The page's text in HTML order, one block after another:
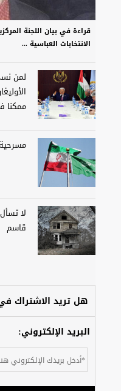
قراءة في بيان اللجنة
الانتخابات العباسية ...
لمن
ممكنا
لا
قاسم
هل تريد الاشتراك في
البريد الإلكتروني: